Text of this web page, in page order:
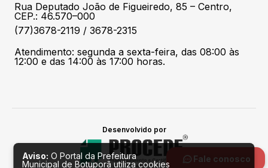
Fale conosco
Rua Deputado João de Figueiredo, 85 – Centro,
CEP.: 46.570–000
(77)3678-2119 / 3678-2315
Atendimento: segunda a sexta-feira, das 08:00 às
12:00 e das 14:00 às 17:00 horas.
Desenvolvido por
Aviso: O Portal da Prefeitura
Municipal de Botuporã utiliza cookies